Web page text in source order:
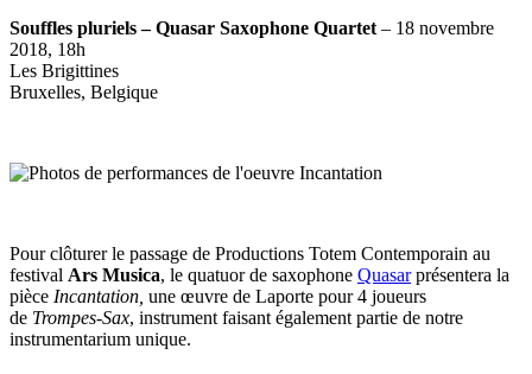
Souffles pluriels – Quasar Saxophone Quartet – 18 novembre
2018, 18h
Les Brigittines
Bruxelles, Belgique
Pour clôturer le passage de Productions Totem Contemporain au
festival Ars Musica, le quatuor de saxophone Quasar présentera la
pièce Incantation, une œuvre de Laporte pour 4 joueurs
de Trompes-Sax, instrument faisant également partie de notre
instrumentarium unique.